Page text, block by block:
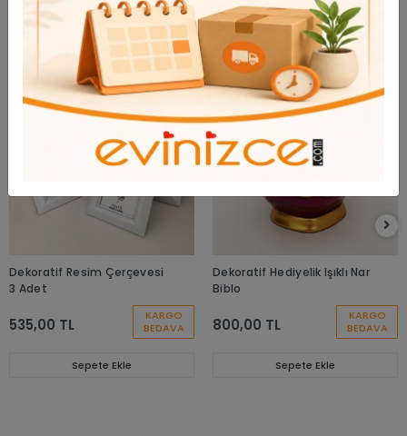
Benzer Ürünler
Bu ürünü inceleyen kullanıcılar bunlara da baktı
KARGO
BEDAVA
Dekoratif Resim Çerçevesi
3 Adet
535,00 TL
Sepete Ekle
KARGO
BEDAVA
Dekoratif Hediyelik Işıklı Nar
Biblo
800,00 TL
Sepete Ekle